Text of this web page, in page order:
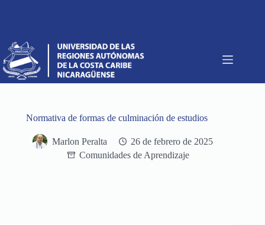
Normativa de formas de culminación de estudios
Marlon Peralta
26 de febrero de 2025
Comunidades de Aprendizaje